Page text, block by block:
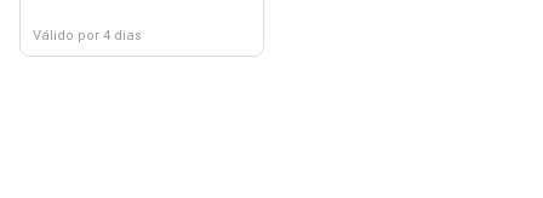
Válido por 4 dias